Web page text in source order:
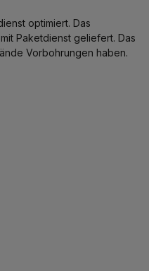
optimiert. Das
Paketdienst geliefert. Das
Vorbohrungen haben.